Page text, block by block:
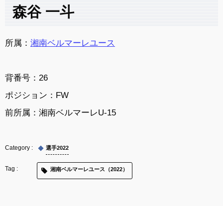
森谷 一斗
所属： 湘南ベルマーレユース
背番号：26
ポジション：FW
前所属：湘南ベルマーレU-15
選手2022
湘南ベルマーレユース（2022）